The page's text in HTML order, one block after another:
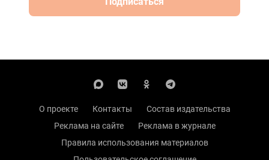
О проекте Контакты
Состав издательства
Реклама на сайте
Реклама в журнале
Правила использования материалов